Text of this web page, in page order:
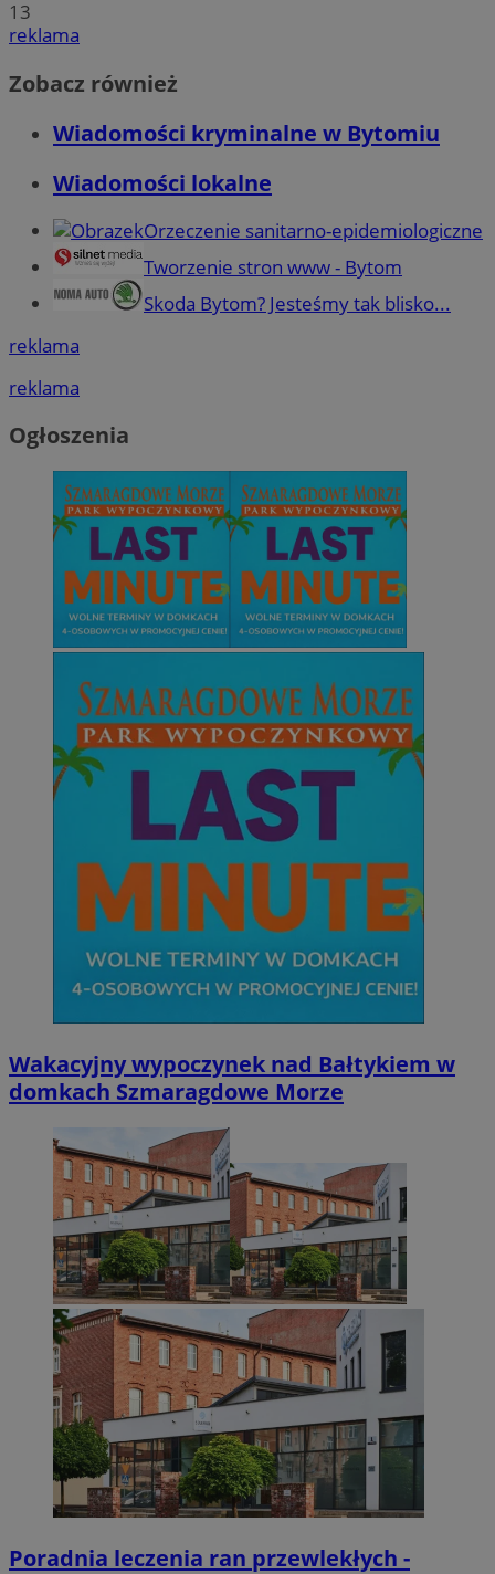
13
reklama
Zobacz również
Wiadomości kryminalne w Bytomiu
Wiadomości lokalne
Orzeczenie sanitarno-epidemiologiczne
Tworzenie stron www - Bytom
Skoda Bytom? Jesteśmy tak blisko...
reklama
reklama
Ogłoszenia
Wakacyjny wypoczynek nad Bałtykiem w
domkach Szmaragdowe Morze
Poradnia leczenia ran przewlekłych -